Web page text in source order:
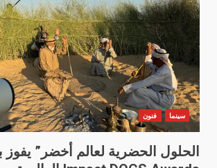
سينما فنون
الحلول الحضرية لعالم أخضر” يفوز